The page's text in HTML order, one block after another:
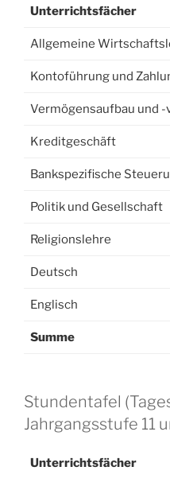
Unterrichtsfächer
Allgemeine
Kontoführung und
Vermögensaufbau und -
Kreditgeschäft
Bankspezifische
Politik und Gesellschaft
Religionslehre
Deutsch
Englisch
Summe
Stundentafel
Jahrgangsstufe 11
Unterrichtsfächer